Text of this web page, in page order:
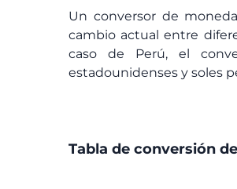
Un conversor de
cambio actual entre
caso de Perú, el
estadounidenses y soles
Tabla de conversión